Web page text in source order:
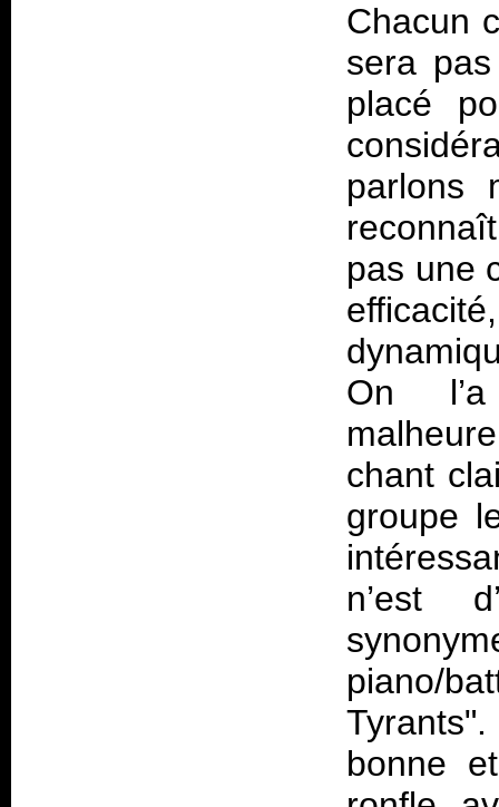
Chacun
sera
placé
parlons
pas une
On
chant
groupe
n’est
piano/
bonne